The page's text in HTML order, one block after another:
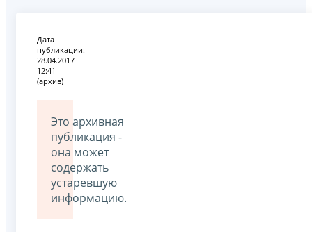
Дата
публикации:
28.04.2017
12:41
(архив)
Это архивная
публикация -
она может
содержать
устаревшую
информацию.